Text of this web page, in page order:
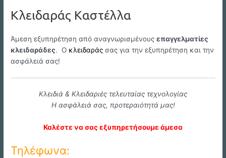
Κλειδαράς Καστέλλα
Άμεση εξυπηρέτηση από αναγνωρισμένουςεπαγγελματίες
κλειδαράδες. Ο κλειδαράς σας για την εξυπηρέτηση και την
ασφάλειά σας!
Κλειδιά & Κλειδαριές τελευταίας τεχνολογίας
Η ασφάλειά σας, προτεραιότητά μας!
Καλέστε να σας εξυπηρετήσουμε άμεσα
Τηλέφωνα: